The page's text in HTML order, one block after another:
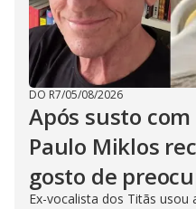
DO R7/05/08/2026
Após susto
Paulo Miklos
gosto de
Ex-vocalista dos Titãs usou